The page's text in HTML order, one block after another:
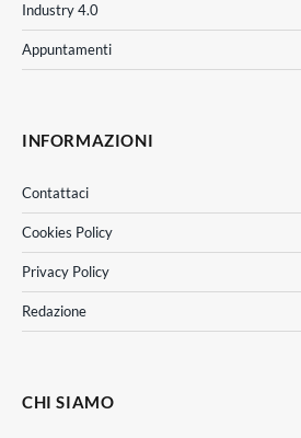
Industry 4.0
Appuntamenti
INFORMAZIONI
Contattaci
Cookies Policy
Privacy Policy
Redazione
CHI SIAMO